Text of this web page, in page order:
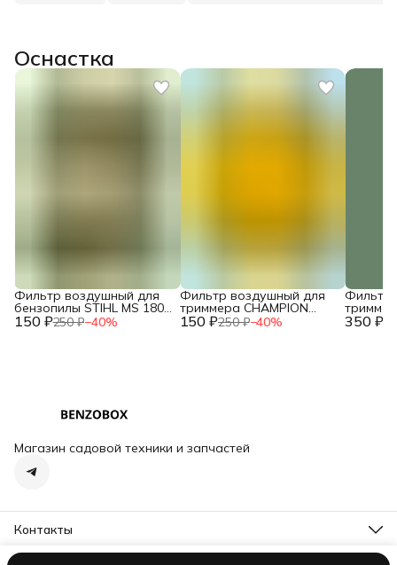
Оснастка
150 ₽250 ₽−40%
Фильтр воздушный для
бензопилы STIHL MS 180
двухслойный NEW c 150 ₽250 ₽−40%
Фильтр воздушный для
триммера CHAMPION
T444S-2 / HUSQVARNA 350 ₽
Фильтр
T463S-
Магазин садовой техники и запчастей
Контакты
Адрес